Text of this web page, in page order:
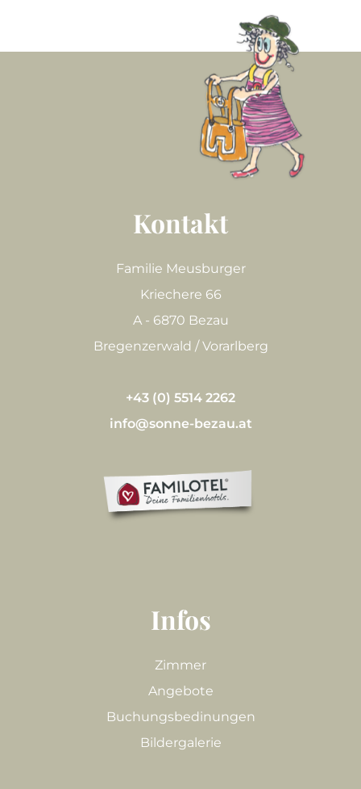
Kontakt
Familie Meusburger
Kriechere 66
A - 6870 Bezau
Bregenzerwald / Vorarlberg
+43 (0) 5514 2262
info@sonne-bezau.at
Infos
Zimmer
Angebote
Buchungsbedinungen
Bildergalerie